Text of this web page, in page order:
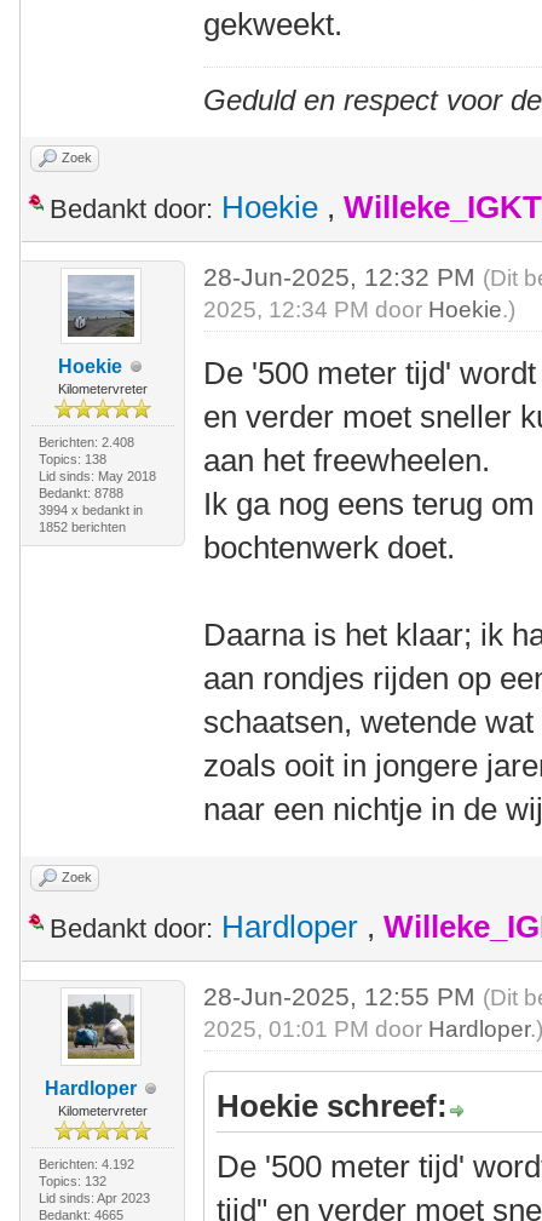
gekweekt.
Geduld en respect voor
Zoek
Bedankt door: Hoekie , Willeke_IGKT
Hoekie
Kilometervreter
Berichten: 2.408
Topics: 138
Lid sinds: May 2018
Bedankt: 8788
3994 x bedankt in
1852 berichten
28-Jun-2025, 12:32 PM (Dit
2025, 12:34 PM door Hoekie.)
De '500 meter tijd'
en verder moet sneller
aan het freewheelen.
Ik ga nog eens terug
bochtenwerk doet.
Daarna is het klaar; ik
aan rondjes rijden op
schaatsen, wetende
zoals ooit in jongere
naar een nichtje in de
Zoek
Bedankt door: Hardloper ,
Hardloper
Kilometervreter
Berichten: 4.192
Topics: 132
Lid sinds: Apr 2023
Bedankt: 4665
28-Jun-2025, 12:55 PM (Dit
2025, 01:01 PM door Hardloper
Hoekie schreef:
De '500 meter tijd'
tijd" en verder moet